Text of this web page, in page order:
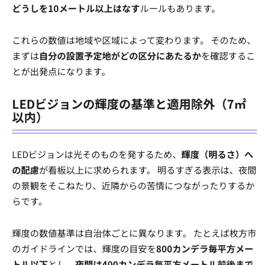
どうしを10メートル以上はなすルールもあります。
これらの数値は地域や区域によって変わります。 そのため、
まずは自分の設置予定地がどの区分にあたるかを確認するこ
とが出発点になります。
LEDビジョンの輝度の基準と適用除外（7㎡
以内）
LEDビジョンは光そのものを発するため、 輝度（明るさ）へ
の配慮が看板以上に求められます。 明るすぎる表示は、夜間
の景観をそこねたり、近隣からの苦情につながったりするか
らです。
輝度の数値基準は自治体ごとに異なります。 たとえば枚方市
のガイドラインでは、輝度の目安を800カンデラ毎平方メー